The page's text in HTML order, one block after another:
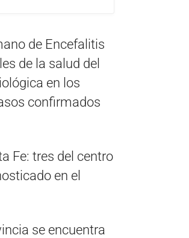
de Encefalitis
de la salud del
en los
confirmados
Fe: tres del centro
en el
se encuentra